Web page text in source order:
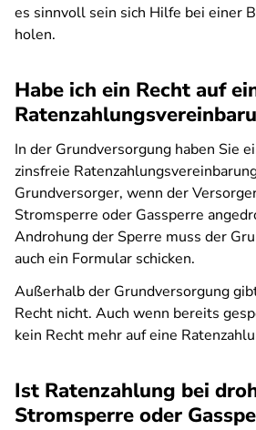
es sinnvoll sein sich Hilfe bei einer
holen.
Habe ich ein Recht auf
In der Grundversorgung haben Sie
zinsfreie
Grundversorger, wenn der
Stromsperre oder Gassperre
Androhung der Sperre muss der
auch ein Formular schicken.
Außerhalb der Grundversorgung
Recht nicht. Auch wenn bereits
kein Recht mehr auf eine
Ist Ratenzahlung bei
Stromsperre oder